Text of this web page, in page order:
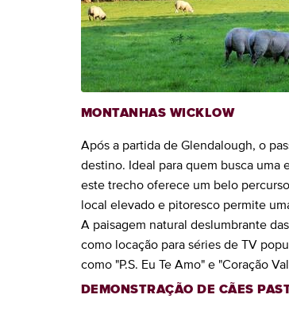
MONTANHAS WICKLOW
Após a partida de Glendalough, o
destino. Ideal para quem busca uma
este trecho oferece um belo
local elevado e pitoresco permite
A paisagem natural deslumbrante
como locação para séries de TV
como "P.S. Eu Te Amo" e "Coração
DEMONSTRAÇÃO DE CÃES